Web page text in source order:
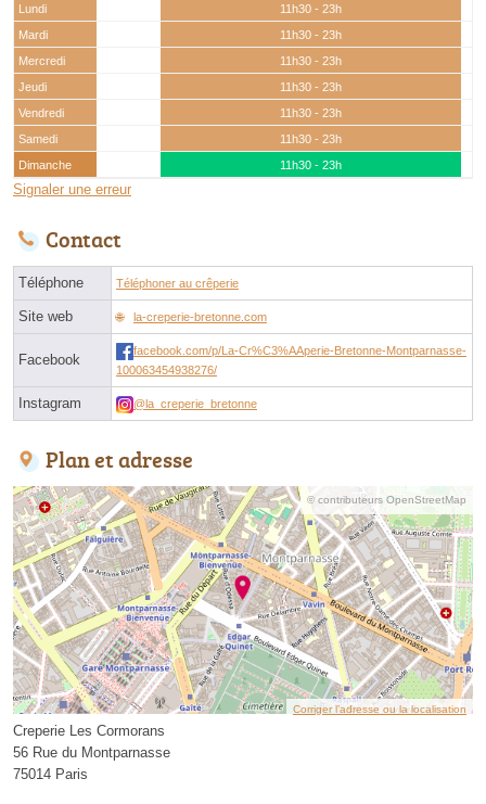
Lundi
11h30 - 23h
Mardi
11h30 - 23h
Mercredi
11h30 - 23h
Jeudi
11h30 - 23h
Vendredi
11h30 - 23h
Samedi
11h30 - 23h
Dimanche
11h30 - 23h
Signaler une erreur
Contact
Téléphone Téléphoner au crêperie
Site web la-creperie-bretonne.com
Facebook
facebook.com/p/La-Cr%C3%AAperie-Bretonne-Montparnasse-
100063454938276/
Instagram @la_creperie_bretonne
Plan et adresse
© contributeurs OpenStreetMap
Corriger l’adresse ou la localisation
Creperie Les Cormorans
56 Rue du Montparnasse
75014 Paris